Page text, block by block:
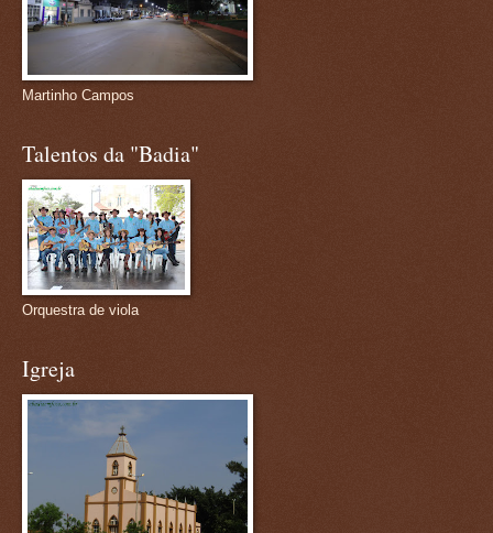
Martinho Campos
Talentos da "Badia"
Orquestra de viola
Igreja